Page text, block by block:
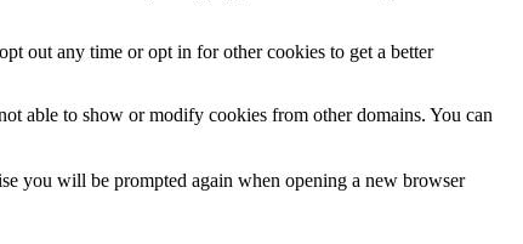
out any time or opt in for other cookies to get a better
able to show or modify cookies from other domains. You can
you will be prompted again when opening a new browser